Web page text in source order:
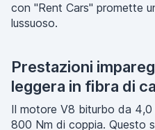
con "Rent Cars" promette
lussuoso.
Prestazioni
leggera in fibra di
Il motore V8 biturbo da
800 Nm di coppia. Questo